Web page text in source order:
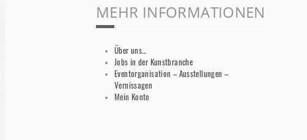
MEHR INFORMATIONEN
Über uns…
Jobs in der Kunstbranche
Eventorganisation – Ausstellungen –
Vernissagen
Mein Konto